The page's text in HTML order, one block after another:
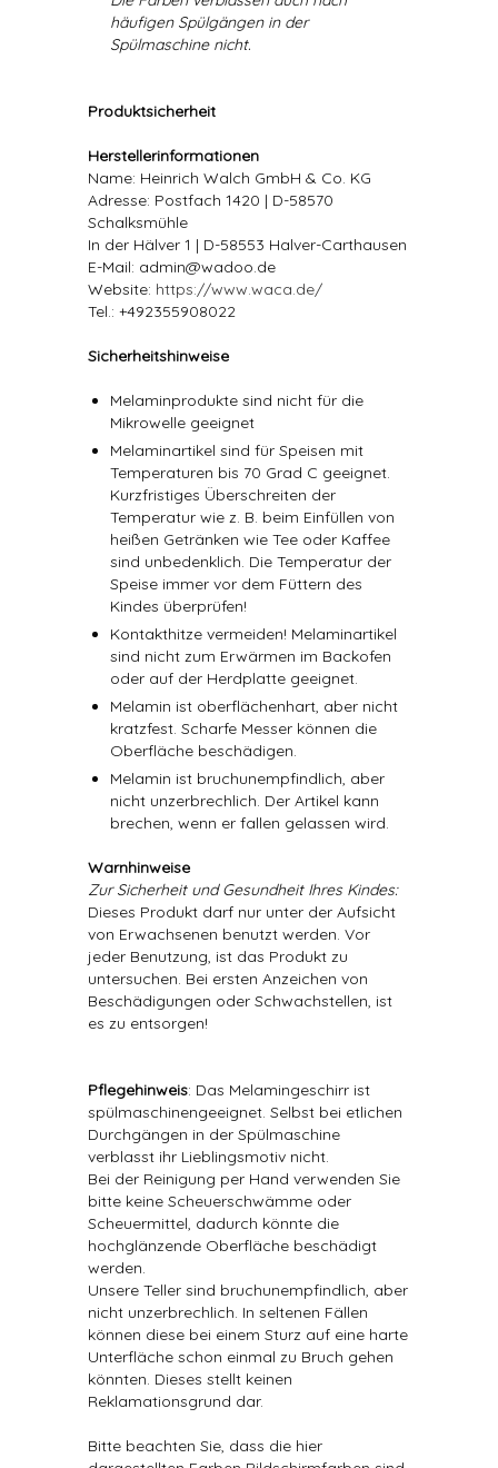
häufigen Spülgängen in der
Spülmaschine nicht.
Produktsicherheit
Herstellerinformationen
Name: Heinrich Walch GmbH & Co. KG
Adresse: Postfach 1420 | D-58570
Schalksmühle
In der Hälver 1 | D-58553 Halver-Carthausen
E-Mail: admin@wadoo.de
Website: https://www.waca.de/
Tel.: +492355908022
Sicherheitshinweise
Melaminprodukte sind nicht für die
Mikrowelle geeignet
Melaminartikel sind für Speisen mit
Temperaturen bis 70 Grad C geeignet.
Kurzfristiges Überschreiten der
Temperatur wie z. B. beim Einfüllen von
heißen Getränken wie Tee oder Kaffee
sind unbedenklich. Die Temperatur der
Speise immer vor dem Füttern des
Kindes überprüfen!
Kontakthitze vermeiden! Melaminartikel
sind nicht zum Erwärmen im Backofen
oder auf der Herdplatte geeignet.
Melamin ist oberflächenhart, aber nicht
kratzfest. Scharfe Messer können die
Oberfläche beschädigen.
Melamin ist bruchunempfindlich, aber
nicht unzerbrechlich. Der Artikel kann
brechen, wenn er fallen gelassen wird.
Warnhinweise
Zur Sicherheit und Gesundheit Ihres Kindes:
Dieses Produkt darf nur unter der Aufsicht
von Erwachsenen benutzt werden. Vor
jeder Benutzung, ist das Produkt zu
untersuchen. Bei ersten Anzeichen von
Beschädigungen oder Schwachstellen, ist
es zu entsorgen!
Pflegehinweis: Das Melamingeschirr ist
spülmaschinengeeignet. Selbst bei etlichen
Durchgängen in der Spülmaschine
verblasst ihr Lieblingsmotiv nicht.
Bei der Reinigung per Hand verwenden Sie
bitte keine Scheuerschwämme oder
Scheuermittel, dadurch könnte die
hochglänzende Oberfläche beschädigt
werden.
Unsere Teller sind bruchunempfindlich, aber
nicht unzerbrechlich. In seltenen Fällen
können diese bei einem Sturz auf eine harte
Unterfläche schon einmal zu Bruch gehen
könnten. Dieses stellt keinen
Reklamationsgrund dar.
Bitte beachten Sie, dass die hier